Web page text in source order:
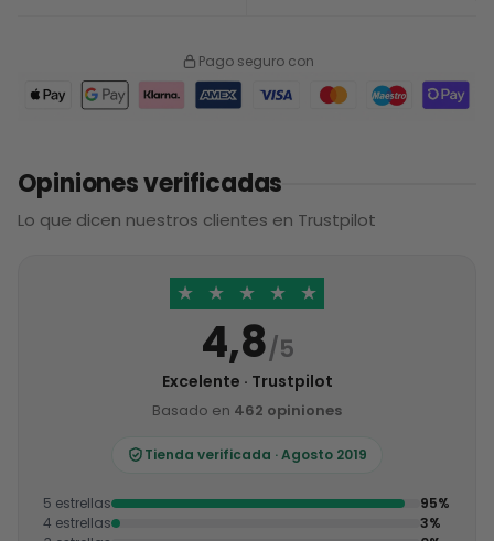
Pago seguro con
Opiniones verificadas
Lo que dicen nuestros clientes en Trustpilot
★ ★ ★ ★ ★
4,8/5
Excelente · Trustpilot
Basado en 462 opiniones
Tienda verificada · Agosto 2019
5 estrellas
95%
4 estrellas
3%